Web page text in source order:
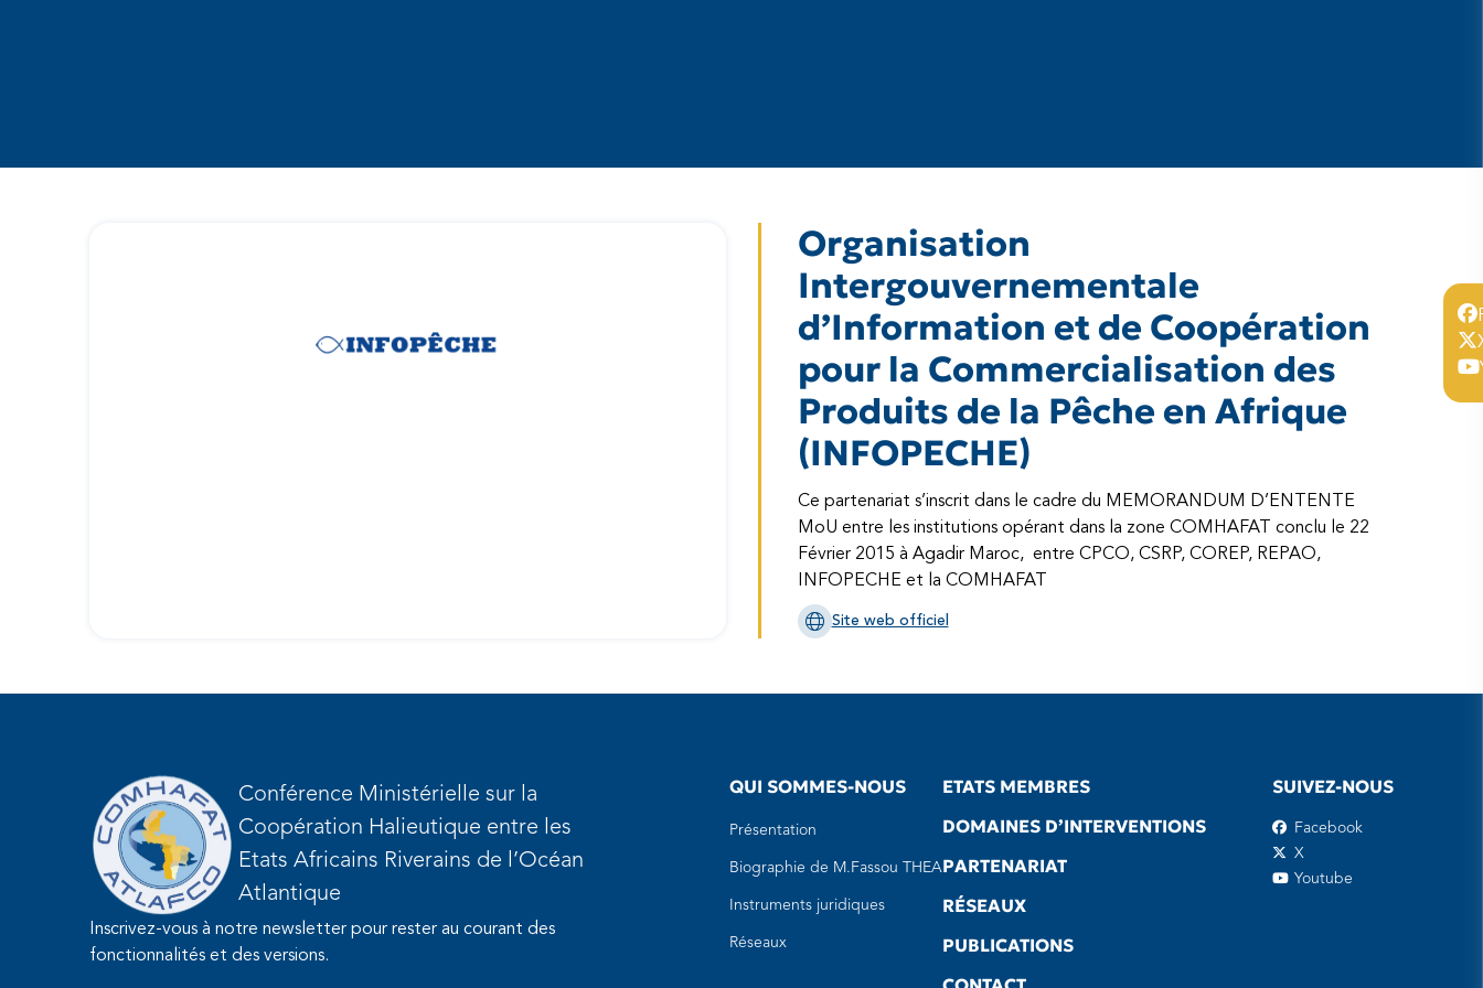
Organisation
Intergouvernementale
d’Information et de Coopération
pour la Commercialisation des
Produits de la Pêche en Afrique
(INFOPECHE)
Ce partenariat s’inscrit dans le cadre du MEMORANDUM D’ENTENTE
MoU entre les institutions opérant dans la zone COMHAFAT conclu le 22
Février 2015 à Agadir Maroc, entre CPCO, CSRP, COREP, REPAO,
INFOPECHE et la COMHAFAT
Site web officiel
Conférence Ministérielle sur la
Coopération Halieutique entre les
Etats Africains Riverains de l’Océan
Atlantique
Inscrivez-vous à notre newsletter pour rester au courant des
fonctionnalités et des versions.
QUI SOMMES-NOUS
Présentation
Biographie de M.Fassou THEA
Instruments juridiques
Réseaux
ETATS MEMBRES
DOMAINES D’INTERVENTIONS
PARTENARIAT
RÉSEAUX
PUBLICATIONS
SUIVEZ-NOUS
Facebook
X
Youtube